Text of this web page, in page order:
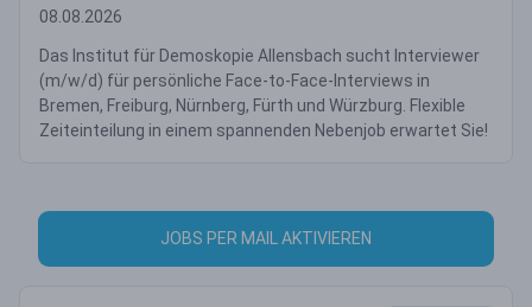
08.08.2026
Das Institut für Demoskopie Allensbach sucht Interviewer
(m/w/d) für persönliche Face-to-Face-Interviews in
Bremen, Freiburg, Nürnberg, Fürth und Würzburg. Flexible
Zeiteinteilung in einem spannenden Nebenjob erwartet Sie!
JOBS PER MAIL AKTIVIEREN